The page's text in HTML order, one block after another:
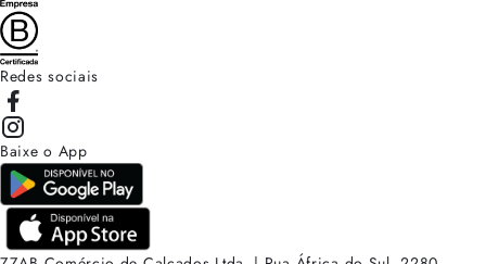
Redes sociais
Baixe o App